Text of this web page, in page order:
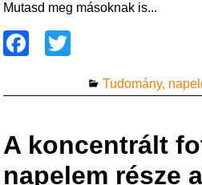
Mutasd meg másoknak is...
c
b
o
tt
Tudomány,
A koncentrált
napelem része